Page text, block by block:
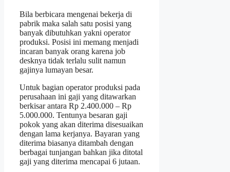
Bila berbicara mengenai bekerja di
pabrik maka salah satu posisi yang
banyak dibutuhkan yakni operator
produksi. Posisi ini memang menjadi
incaran banyak orang karena job
desknya tidak terlalu sulit namun
gajinya lumayan besar.
Untuk bagian operator produksi pada
perusahaan ini gaji yang ditawarkan
berkisar antara Rp 2.400.000 – Rp
5.000.000. Tentunya besaran gaji
pokok yang akan diterima disesuaikan
dengan lama kerjanya. Bayaran yang
diterima biasanya ditambah dengan
berbagai tunjangan bahkan jika ditotal
gaji yang diterima mencapai 6 jutaan.